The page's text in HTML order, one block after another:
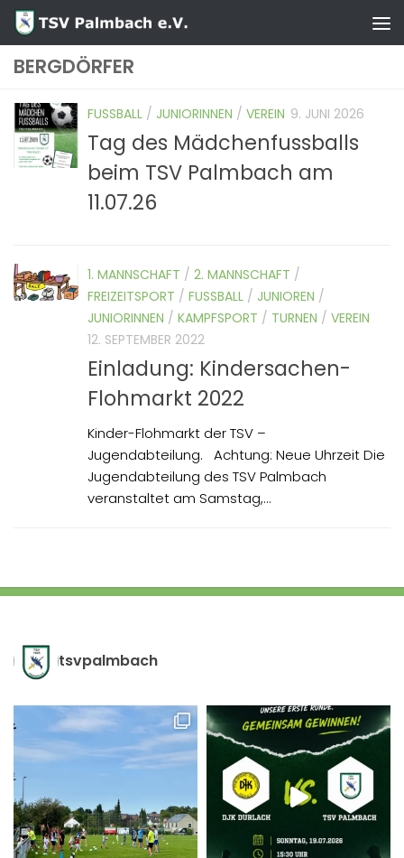
Zum Inhalt springen
BERGDÖRFER
FUSSBALL / JUNIORINNEN / VEREIN 9. JUNI 2026
Tag des Mädchenfussballs
beim TSV Palmbach am
11.07.26
1. MANNSCHAFT / 2. MANNSCHAFT /
FREIZEITSPORT / FUSSBALL / JUNIOREN /
JUNIORINNEN / KAMPFSPORT / TURNEN / VEREIN
12. SEPTEMBER 2022
Einladung: Kindersachen-
Flohmarkt 2022
Kinder-Flohmarkt der TSV –
Jugendabteilung. Achtung: Neue Uhrzeit Die
Jugendabteilung des TSV Palmbach
veranstaltet am Samstag,...
tsvpalmbach